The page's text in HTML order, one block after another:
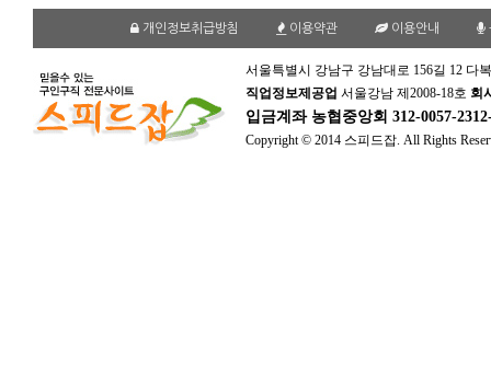
개인정보취급방침 이용약관 이용안내
서울특별시 강남구 강남대로 156길 12 다
직업정보제공업 서울강남 제2008-18호 회
입금계좌 농협중앙회 312-0057-
Copyright © 2014 스피드잡. All Rights